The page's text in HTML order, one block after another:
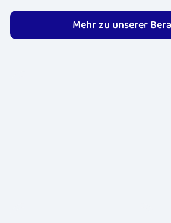
Mehr zu unserer